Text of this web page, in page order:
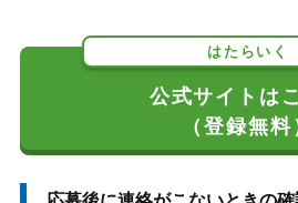
はたらいく
公式サイトは
（登録無料